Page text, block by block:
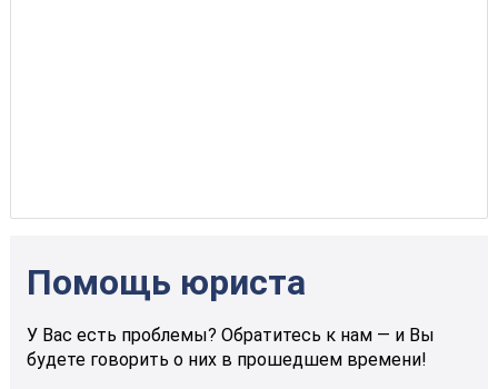
Помощь юриста
У Вас есть проблемы? Обратитесь к нам — и Вы
будете говорить о них в прошедшем времени!